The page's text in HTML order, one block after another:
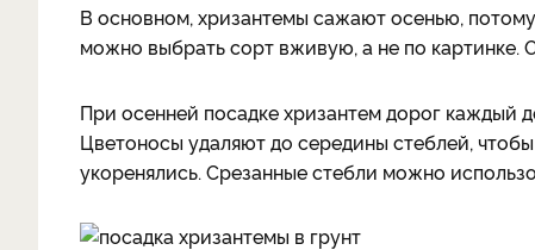
В основном, хризантемы сажают осенью,
можно выбрать сорт вживую, а не по картинке.
При осенней посадке хризантем дорог каждый
Цветоносы удаляют до середины стеблей,
укоренялись. Срезанные стебли можно